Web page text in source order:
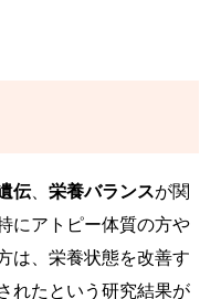
伝、 栄養バランスが関
にアトピー体質の方や
は、栄養状態を改善す
れたという研究結果が